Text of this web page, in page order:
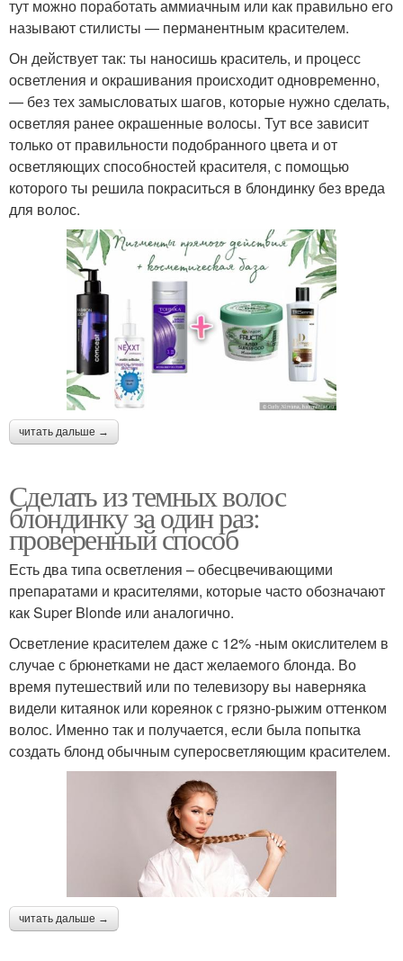
тут можно поработать аммиачным или как правильно его
называют стилисты — перманентным красителем.
Он действует так: ты наносишь краситель, и процесс
осветления и окрашивания происходит одновременно,
— без тех замысловатых шагов, которые нужно сделать,
осветляя ранее окрашенные волосы. Тут все зависит
только от правильности подобранного цвета и от
осветляющих способностей красителя, с помощью
которого ты решила покраситься в блондинку без вреда
для волос.
читать дальше →
Сделать из темных волос
блондинку за один раз:
проверенный способ
Есть два типа осветления – обесцвечивающими
препаратами и красителями, которые часто обозначают
как Super Blonde или аналогично.
Осветление красителем даже с 12% -ным окислителем в
случае с брюнетками не даст желаемого блонда. Во
время путешествий или по телевизору вы наверняка
видели китаянок или кореянок с грязно-рыжим оттенком
волос. Именно так и получается, если была попытка
создать блонд обычным суперосветляющим красителем.
читать дальше →